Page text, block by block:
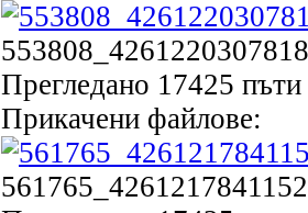
Прегледано 17425
Прикачени файлове: